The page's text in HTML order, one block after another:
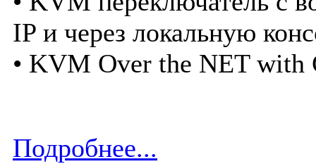
IP и через локальную
• KVM Over the NET with
Подробнее...